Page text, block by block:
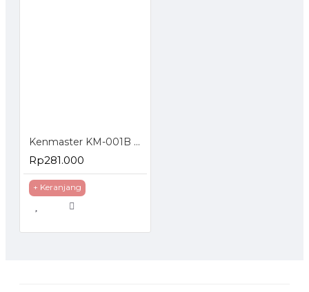
Kenmaster KM-001B Mini Air Compressor Piston
Rp281.000
+ Keranjang